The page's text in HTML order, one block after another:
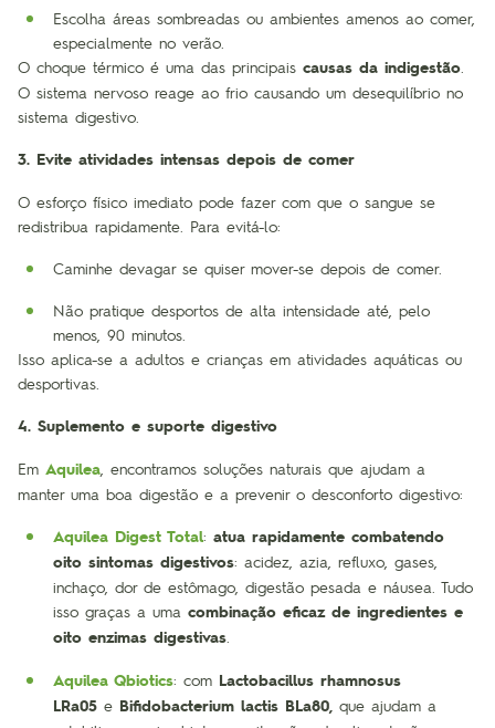
Escolha áreas sombreadas ou ambientes amenos ao comer,
especialmente no verão.
O choque térmico é uma das principais causas da indigestão
O sistema nervoso reage ao frio causando um desequilíbrio no
sistema digestivo.
3. Evite atividades intensas depois de comer
O esforço físico imediato pode fazer com que o sangue se
redistribua rapidamente. Para evitá-lo:
Caminhe devagar se quiser mover-se depois de comer.
Não pratique desportos de alta intensidade até, pelo
menos, 90 minutos.
Isso aplica-se a adultos e crianças em atividades aquáticas ou
desportivas.
4. Suplemento e suporte digestivo
Em Aquilea , encontramos soluções naturais que ajudam a
manter uma boa digestão e a prevenir o desconforto digestivo:
Aquilea Digest Total: atua rapidamente combatendo
oito sintomas digestivos: acidez, azia, refluxo, gases,
inchaço, dor de estômago, digestão pesada e náusea. Tudo
isso graças a uma combinação eficaz de ingredientes e
oito enzimas digestivas
Aquilea Qbiotics: com Lactobacillus rhamnosus
LRa05 e Bifidobacterium lactis BLa80, que ajudam a